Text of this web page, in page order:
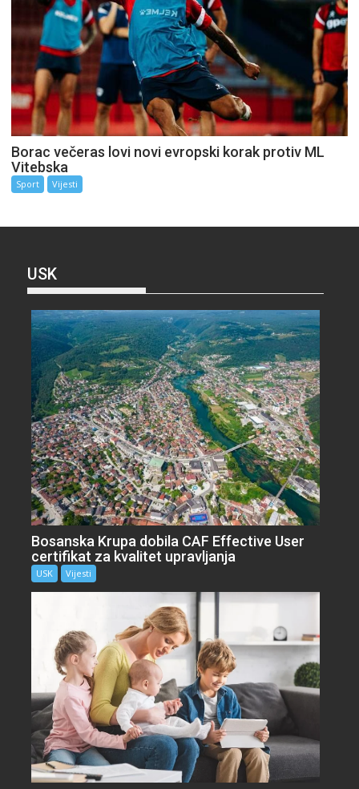
Borac večeras lovi novi evropski korak protiv ML
Vitebska
Sport Vijesti
USK
Bosanska Krupa dobila CAF Effective User
certifikat za kvalitet upravljanja
USK Vijesti